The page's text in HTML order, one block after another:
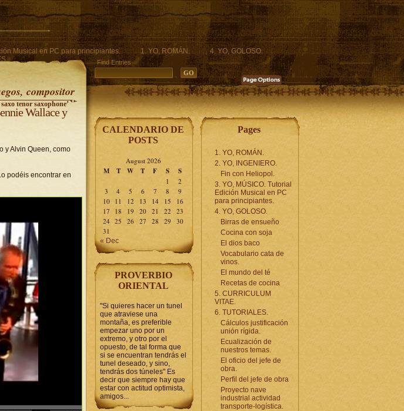
Musical en PC para principiantes. 1. YO, ROMÁN.
4. YO, GOLOSO.
compositor
Find Entries
tenor saxophone’
Wallace y
y Alvin Queen, como
podéis encontrar en
CALENDARIO DE
POSTS
August 2026
M T W T F S S
1
2
3
4 5 6 7 8
9
10 11 12 13 14 15
16
17
18 19 20 21 22
23
24 25 26 27 28 29
30
31
« Dec
PROVERBIO
ORIENTAL
"Si quieres hacer un tunel
que atraviese una
montaña, es preferible
empezar uno por un
extremo, y otro por el
opuesto, de tal forma que
si se encuentran tendrás el
tunel deseado, y sino,
tendrás dos túneles" Es
decir que siempre hay que
estar con actitud optimista,
amigos...
Pages
1. YO, ROMÁN.
2. YO, INGENIERO.
Fin con Heliopol.
3. YO, MÚSICO. Tutorial
Edición Musical en PC
para principiantes.
4. YO, GOLOSO.
Birras de ensueño
Cocina con soja
El dios baco
Vocabulario cata de
vinos.
El mundo del té
Recetas de cocina
5. CURRICULUM
VITAE.
6. TUTORIALES.
Cálculos justificación
unión rígida.
Ecualización de
nuestros temas.
El oficio del jefe de
obra.
Perfil del jefe de obra
Proyecto nave
industrial actividad
transporte-logística.